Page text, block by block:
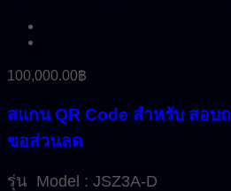
100,000.00฿
สแกน QR Code สำหรับ สอบ
ขอส่วนลด
รุ่น Model : JSZ3A-D